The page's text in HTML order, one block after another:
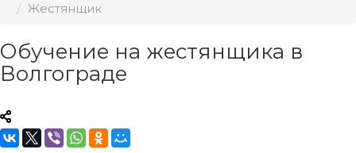
Жестянщик
Обучение на жестянщика в
Волгограде